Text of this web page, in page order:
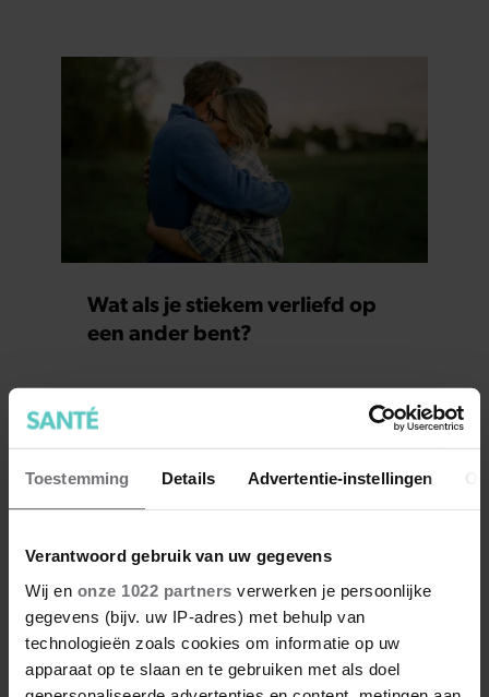
Toestemming Details Advertentie-instellingen
Verantwoord gebruik van uw gegevens
Wij en onze 1022 partners verwerken je persoonlijke
gegevens (bijv. uw IP-adres) met behulp van
technologieën zoals cookies om informatie op uw
apparaat op te slaan en te gebruiken met als doel
Wat als je stiekem verliefd op
een ander bent?
7 kleine dingen die je leven
beter maken (en weinig tijd